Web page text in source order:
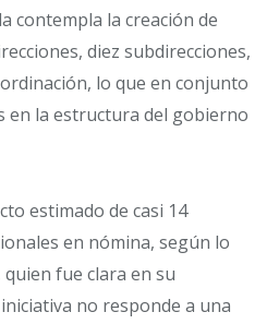
contempla la creación de
diez subdirecciones,
lo que en conjunto
en la estructura del gobierno
estimado de casi 14
en nómina, según lo
fue clara en su
no responde a una